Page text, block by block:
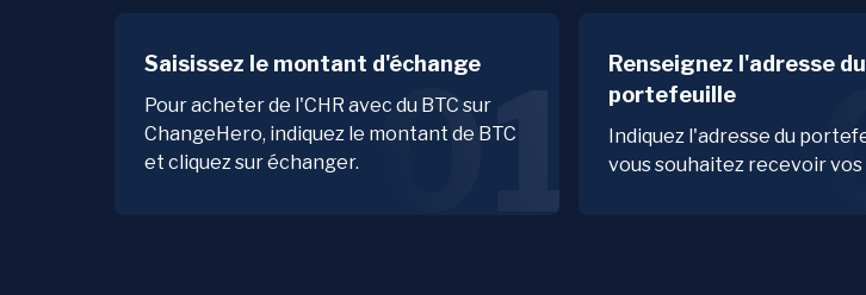
Saisissez le montant d'échange
Pour acheter de l'CHR avec du BTC sur
ChangeHero, indiquez le montant de BTC
et cliquez sur échanger.
01
Renseignez l'adresse du
portefeuille
Indiquez l'adresse du
vous souhaitez recevoir